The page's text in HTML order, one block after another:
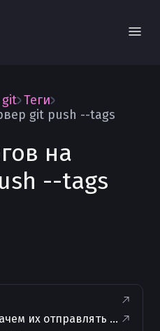
Вход
git Теги
git push --tags
на
--tags
их отправлять на